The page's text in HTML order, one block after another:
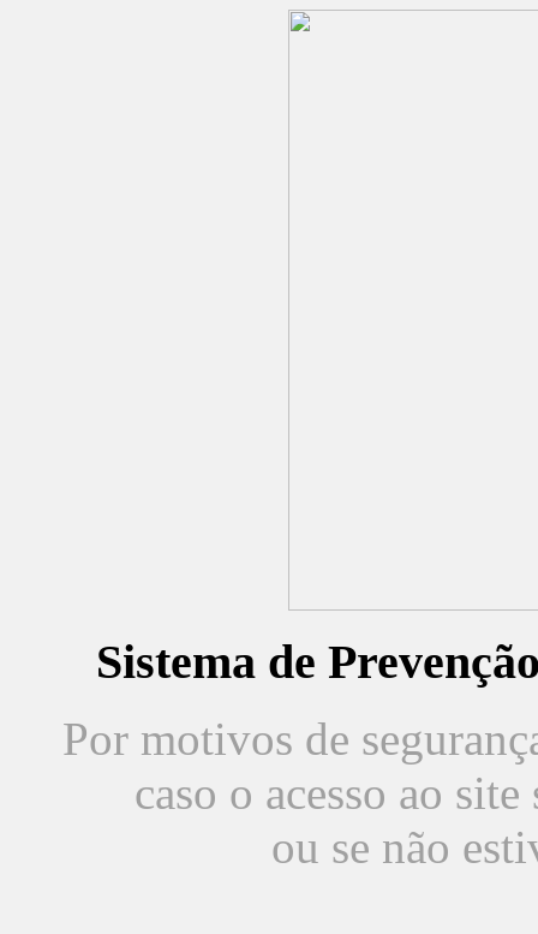
Sistema de
Por motivos de
caso o acesso ao
ou se não